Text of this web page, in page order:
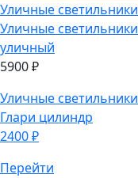
Уличные светильники
Уличные светильники
уличный
5900₽
Уличные светильники
Глари цилиндр
2400₽
Перейти